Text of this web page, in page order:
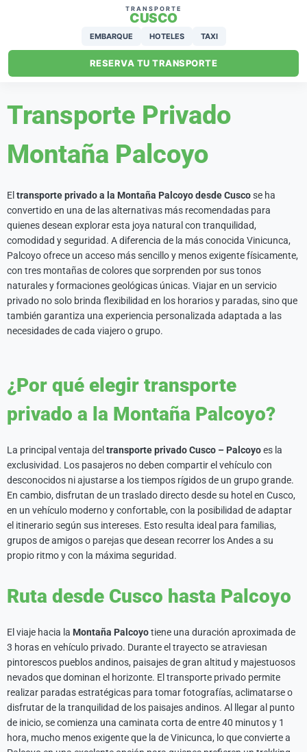
TRANSPORTE
CUSCO
EMBARQUE HOTELES TAXI
RESERVA TU TRANSPORTE
Transporte Privado
Montaña Palcoyo
El transporte privado a la Montaña Palcoyo desde Cuscose ha
convertido en una de las alternativas más recomendadas para
quienes desean explorar esta joya natural con tranquilidad,
comodidad y seguridad. A diferencia de la más conocida Vinicunca,
Palcoyo ofrece un acceso más sencillo y menos exigente físicamente,
con tres montañas de colores que sorprenden por sus tonos
naturales y formaciones geológicas únicas. Viajar en un servicio
privado no solo brinda flexibilidad en los horarios y paradas, sino que
también garantiza una experiencia personalizada adaptada a las
necesidades de cada viajero o grupo.
¿Por qué elegir transporte
privado a la Montaña Palcoyo?
La principal ventaja del transporte privado Cusco – Palcoyoes la
exclusividad. Los pasajeros no deben compartir el vehículo con
desconocidos ni ajustarse a los tiempos rígidos de un grupo grande.
En cambio, disfrutan de un traslado directo desde su hotel en Cusco,
en un vehículo moderno y confortable, con la posibilidad de adaptar
el itinerario según sus intereses. Esto resulta ideal para familias,
grupos de amigos o parejas que desean recorrer los Andes a su
propio ritmo y con la máxima seguridad.
Ruta desde Cusco hasta Palcoyo
El viaje hacia la Montaña Palcoyotiene una duración aproximada de
3 horas en vehículo privado. Durante el trayecto se atraviesan
pintorescos pueblos andinos, paisajes de gran altitud y majestuosos
nevados que dominan el horizonte. El transporte privado permite
realizar paradas estratégicas para tomar fotografías, aclimatarse o
disfrutar de la tranquilidad de los paisajes andinos. Al llegar al punto
de inicio, se comienza una caminata corta de entre 40 minutos y 1
hora, mucho menos exigente que la de Vinicunca, lo que convierte a